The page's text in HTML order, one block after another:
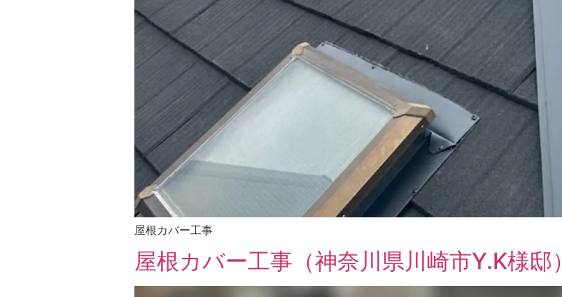
屋根カバー工事
屋根カバー工事（神奈川県川崎市Y.K様邸）